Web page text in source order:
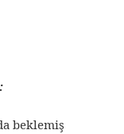
beklemiş